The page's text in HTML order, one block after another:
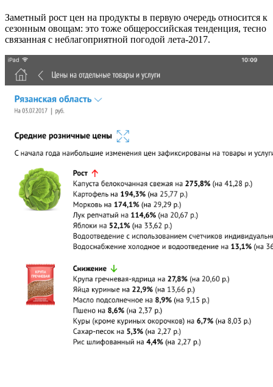
Заметный рост цен на продукты в первую очередь относится к
сезонным овощам: это тоже общероссийская тенденция, тесно
связанная с неблагоприятной погодой лета-2017.